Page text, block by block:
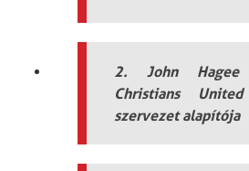
2. John Hagee
Christians
szervezet alapítója